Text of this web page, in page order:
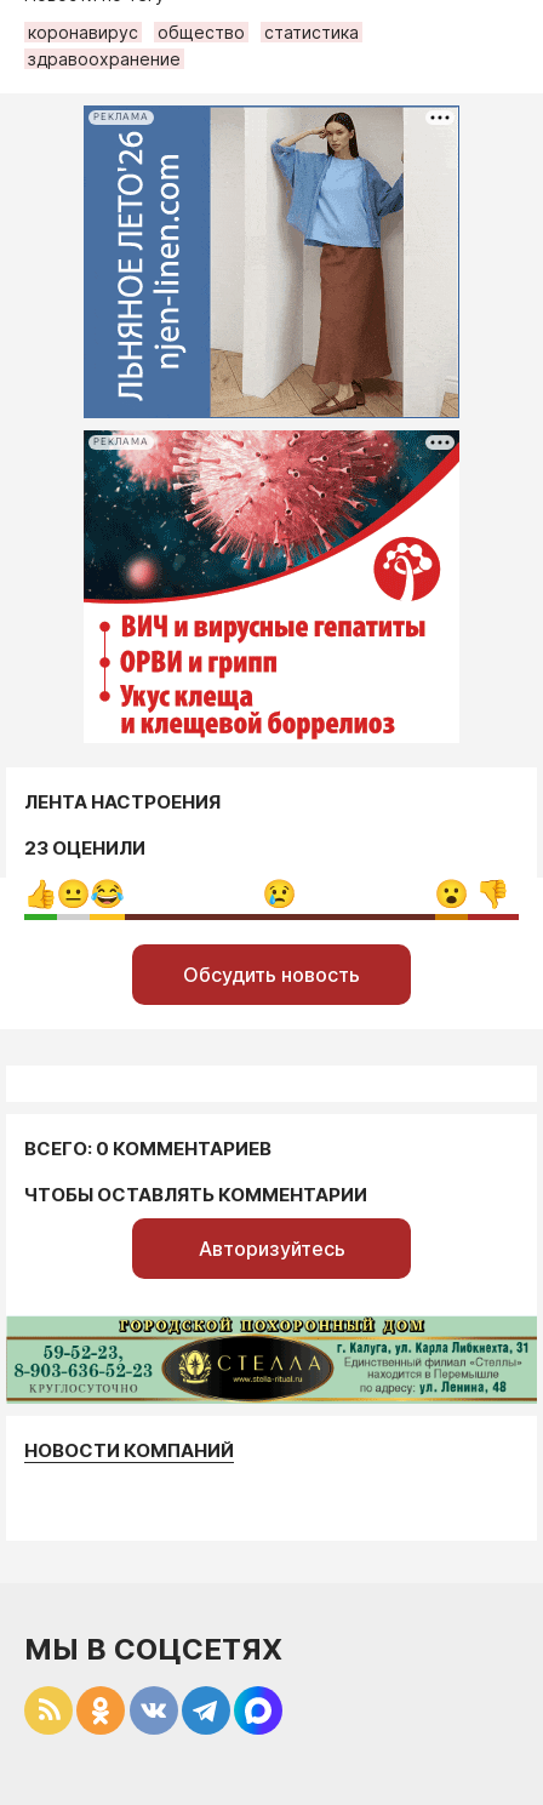
коронавирус
общество
статистика
здравоохранение
РЕКЛАМА
РЕКЛАМА
ЛЕНТА НАСТРОЕНИЯ
23 ОЦЕНИЛИ
Обсудить новость
ВСЕГО: 0 КОММЕНТАРИЕВ
ЧТОБЫ ОСТАВЛЯТЬ КОММЕНТАРИИ
Авторизуйтесь
НОВОСТИ КОМПАНИЙ
МЫ В СОЦСЕТЯХ